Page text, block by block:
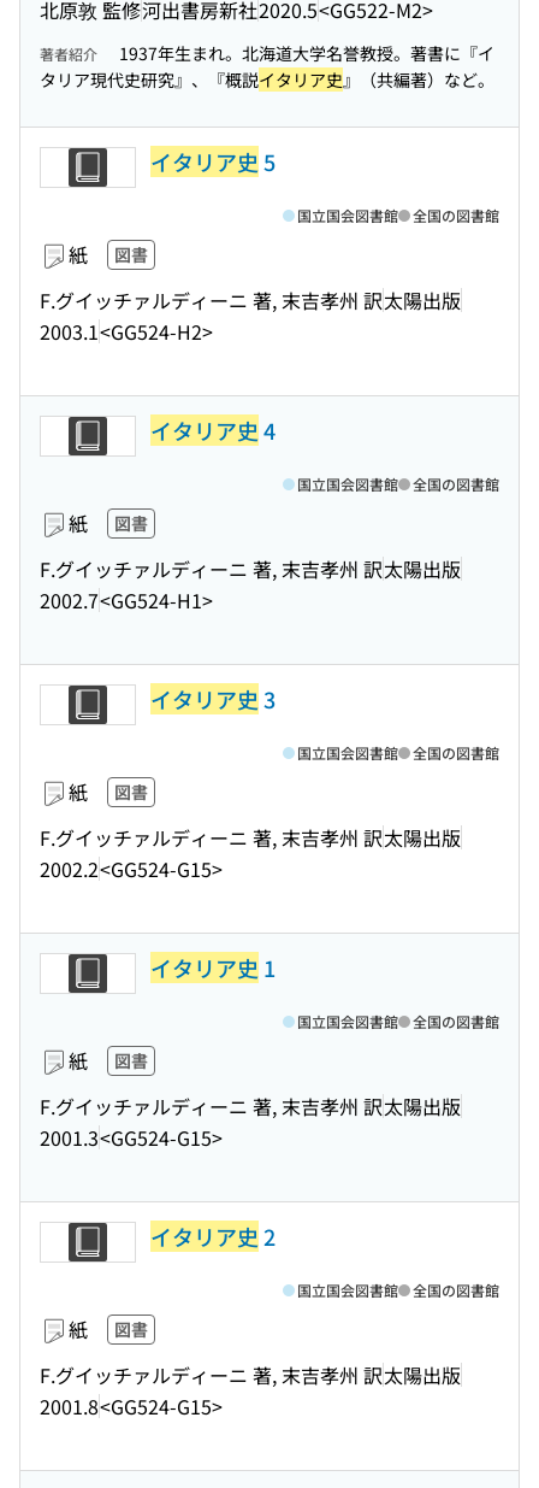
北原敦 監修河出書房新社2020.5<GG522-M2>
著者紹介
1937年生まれ。北海道大学名誉教授。著書に『イ
タリア現代史研究』、『概説イタリア史』（共編著）など。
イタリア史 5
紙 図書
F.グイッチァルディーニ 著, 末吉孝州 訳太陽出版
2003.1<GG524-H2>
国立国会図書館 全国の図書館
イタリア史 4
紙 図書
F.グイッチァルディーニ 著, 末吉孝州 訳太陽出版
2002.7<GG524-H1>
国立国会図書館 全国の図書館
イタリア史 3
紙 図書
F.グイッチァルディーニ 著, 末吉孝州 訳太陽出版
2002.2<GG524-G15>
国立国会図書館 全国の図書館
イタリア史 1
紙 図書
F.グイッチァルディーニ 著, 末吉孝州 訳太陽出版
2001.3<GG524-G15>
国立国会図書館 全国の図書館
イタリア史 2
紙 図書
F.グイッチァルディーニ 著, 末吉孝州 訳太陽出版
2001.8<GG524-G15>
国立国会図書館 全国の図書館